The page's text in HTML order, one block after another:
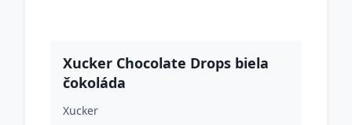
Xucker Chocolate Drops biela
čokoláda
Xucker